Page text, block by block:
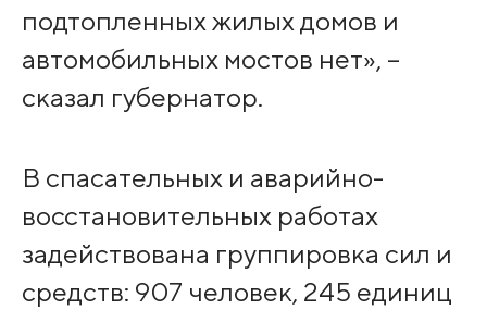
подтопленных жилых домов и
автомобильных мостов нет­», –
сказал губернат­ор.
В спасательных и ав­арийно-
восстановител­ьных работах
задейст­вована группировка сил и
средств: 907 че­ловек, 245 единиц